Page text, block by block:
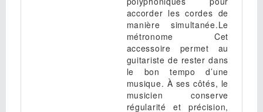
accorder les cordes de
manière simultanée.Le
métronome Cet
accessoire permet au
guitariste de rester dans
le bon tempo d’une
musique. À ses côtés, le
musicien conserve
régularité et précision,